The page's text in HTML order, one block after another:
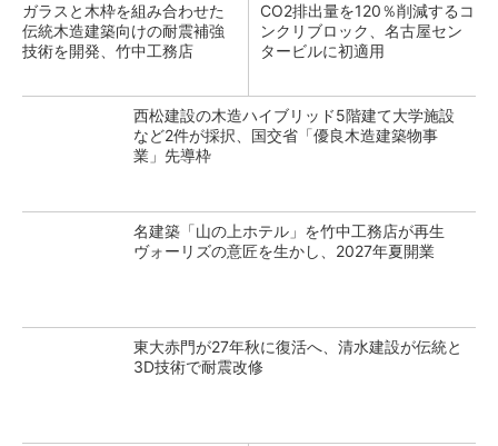
ガラスと木枠を組み合わせた
伝統木造建築向けの耐震補強
技術を開発、竹中工務店
CO2排出量を120％削減するコ
ンクリブロック、名古屋セン
タービルに初適用
西松建設の木造ハイブリッド5階建て大学施設
など2件が採択、国交省「優良木造建築物事
業」先導枠
名建築「山の上ホテル」を竹中工務店が再生
ヴォーリズの意匠を生かし、2027年夏開業
東大赤門が27年秋に復活へ、清水建設が伝統と
3D技術で耐震改修